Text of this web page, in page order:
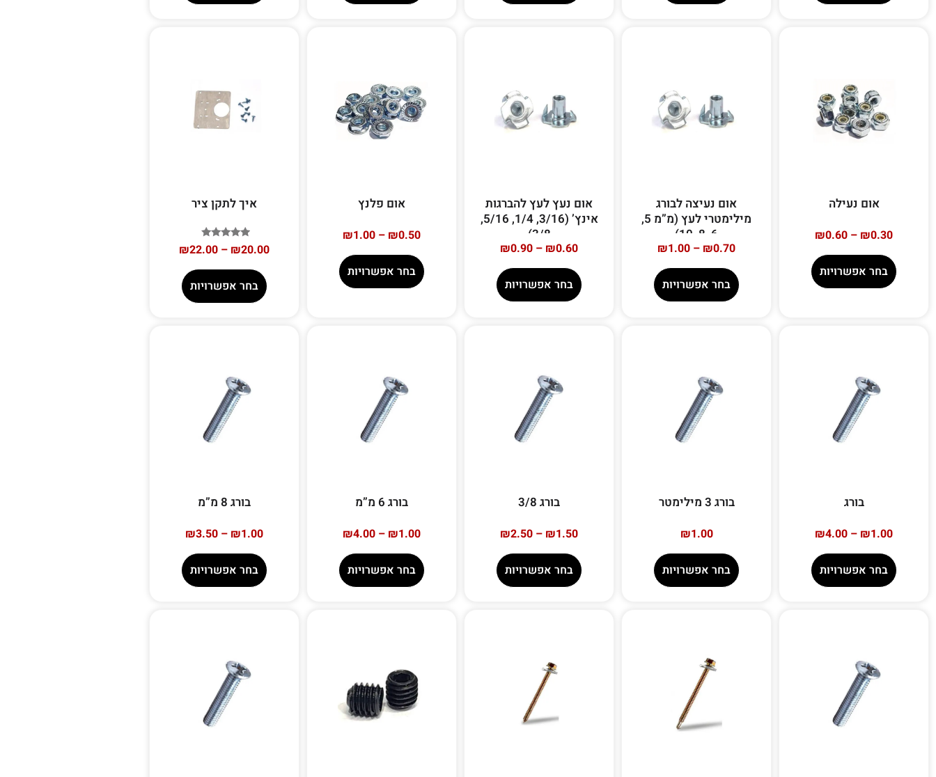
אום נעילה
₪0.30
–
₪0.60
בחר אפשרויות
אום נעיצה לבורג
מילימטרי לעץ (מ”מ 5,
6, 8, 10)
₪0.70
–
₪1.00
בחר אפשרויות
אום נעץ לעץ להברגות
אינץ’ (3/16, 1/4, 5/16,
3/8)
₪0.60
–
₪0.90
בחר אפשרויות
אום פלנץ
₪0.50
–
₪1.00
בחר אפשרויות
איך לתקן ציר
דורג
5.00₪20.00
–
₪22.00
בחר אפשרויות
בורג
₪1.00
–
₪4.00
בחר אפשרויות
בורג 3 מילימטר
₪1.00
בחר אפשרויות
בורג 3/8
₪1.50
–
₪2.50
בחר אפשרויות
בורג 6 מ”מ
₪1.00
–
₪4.00
בחר אפשרויות
בורג 8 מ”מ
₪1.00
–
₪3.50
בחר אפשרויות